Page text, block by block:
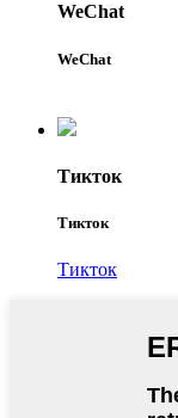
WeChat
WeChat
Тикток
Тикток
Тикток